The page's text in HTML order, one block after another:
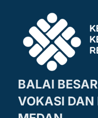
BALAI
VOKASI DAN